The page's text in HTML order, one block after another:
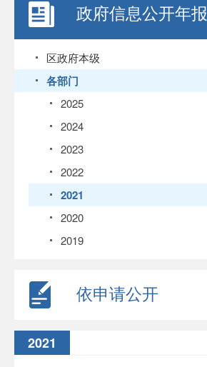
政府信息公开年报
区政府本级
各部门
2025
2024
2023
2022
2021
2020
2019
依申请公开
2021